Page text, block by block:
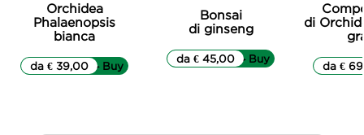
Orchidea
Phalaenopsis
bianca
▷▷ Buy
da € 39,00
Bonsai
di ginseng
▷▷ Buy
da € 45,00
di
da €